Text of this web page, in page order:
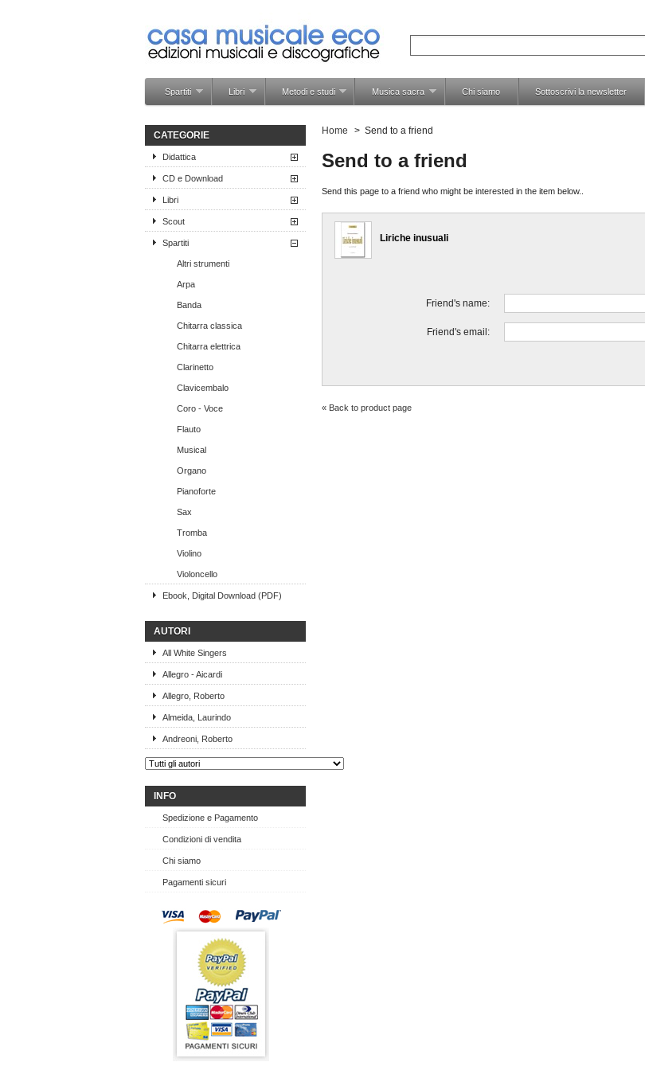
Spartiti Libri Metodi e studi Musica sacra Chi siamo Sottoscrivi la newsletter
CATEGORIE
Didattica
CD e Download
Libri
Scout
Spartiti
Altri strumenti
Arpa
Banda
Chitarra classica
Chitarra elettrica
Clarinetto
Clavicembalo
Coro - Voce
Flauto
Musical
Organo
Pianoforte
Sax
Tromba
Violino
Violoncello
Ebook, Digital Download (PDF)
AUTORI
All White Singers
Allegro - Aicardi
Allegro, Roberto
Almeida, Laurindo
Andreoni, Roberto
INFO
Spedizione e Pagamento
Condizioni di vendita
Chi siamo
Pagamenti sicuri
Home > Send to a friend
Send to a friend
Send this page to a friend who might be interested in the item below..
Liriche inusuali
Friend's name:
Friend's email:
« Back to product page